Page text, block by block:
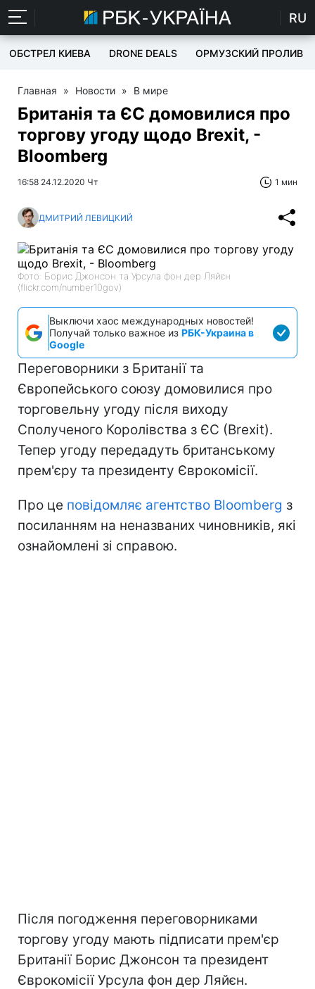
RU
ОБСТРЕЛ КИЕВА DRONE DEALS ОРМУЗСКИЙ ПРОЛИВ
Главная » Новости » В мире
Британія та ЄС домовилися про
торгову угоду щодо Brexit, -
Bloomberg
16:58 24.12.2020 Чт 1 мин
ДМИТРИЙ ЛЕВИЦКИЙ
Фото: Борис Джонсон та Урсула фон дер Ляйєн
(flickr.com/number10gov)
Выключи хаос международных новостей!
Получай только важное из РБК-Украина в
Google
Переговорники з Британії та
Європейського союзу домовилися про
торговельну угоду після виходу
Сполученого Королівства з ЄС (Brexit).
Тепер угоду передадуть британському
прем'єру та президенту Єврокомісії.
Про це повідомляє агентство Bloomberg з
посиланням на неназваних чиновників, які
ознайомлені зі справою.
Після погодження переговорниками
торгову угоду мають підписати прем'єр
Британії Борис Джонсон та президент
Єврокомісії Урсула фон дер Ляйєн.